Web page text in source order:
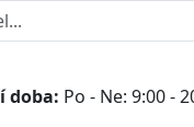
doba: Po - Ne: 9:00 -